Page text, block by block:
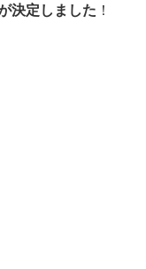
決定しました ！